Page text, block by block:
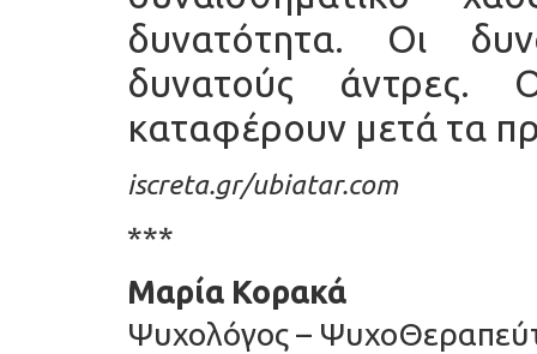
δυνατότητα. Οι
δυνατούς
καταφέρουν μετά τα
iscreta.gr/ubiatar.com
***
Μαρία Κορακά
Ψυχολόγος –